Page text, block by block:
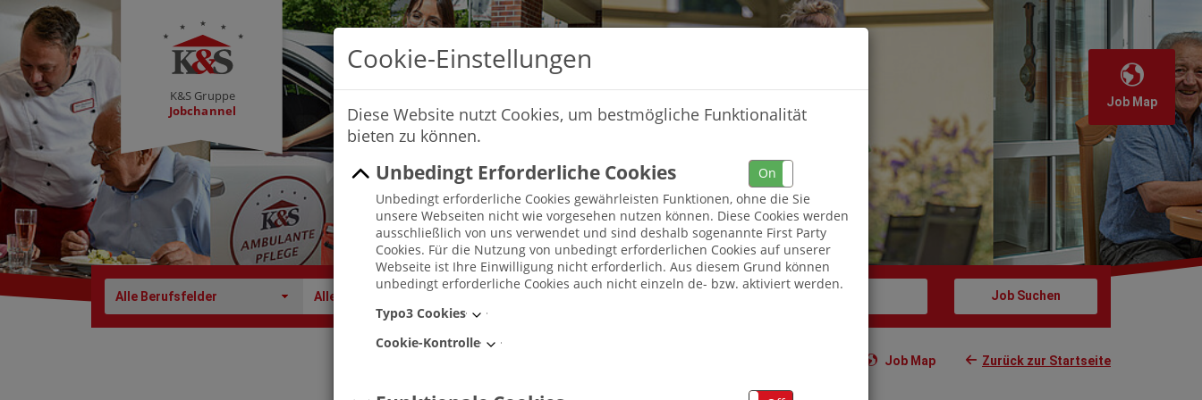
K&S Gruppe
Jobchannel
Job Map
Alle Berufsfelder Alle Berufe
Job Map Zurück zur Startseite
Cookie-Einstellungen
Diese Website nutzt Cookies, um bestmögliche Funktionalität
bieten zu können.
Unbedingt Erforderliche Cookies On
Unbedingt erforderliche Cookies gewährleisten Funktionen, ohne die Sie
unsere Webseiten nicht wie vorgesehen nutzen können. Diese Cookies werden
ausschließlich von uns verwendet und sind deshalb sogenannte First Party
Cookies. Für die Nutzung von unbedingt erforderlichen Cookies auf unserer
Webseite ist Ihre Einwilligung nicht erforderlich. Aus diesem Grund können
unbedingt erforderliche Cookies auch nicht einzeln de- bzw. aktiviert werden.
Typo3 Cookies
Cookie-Kontrolle